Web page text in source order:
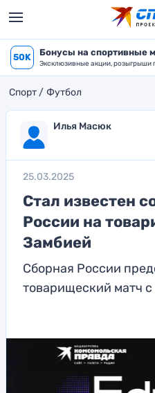
50K Бонусы на спортивные
Эксклюзивные акции, розыгрыши
Спорт Футбол
Илья Масюк
25.03.2025
Стал известен
России на
Замбией
Сборная России
товарищеский матч